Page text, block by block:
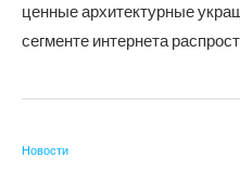
ценные архитектурные
сегменте интернета
Новости